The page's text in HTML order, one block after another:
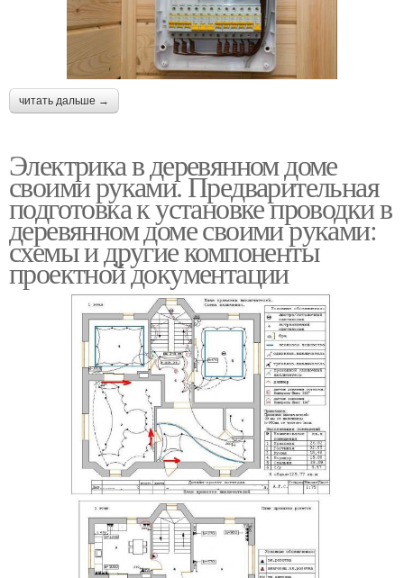
читать дальше →
Электрика в деревянном доме
своими руками. Предварительная
подготовка к установке проводки в
деревянном доме своими руками:
схемы и другие компоненты
проектной документации